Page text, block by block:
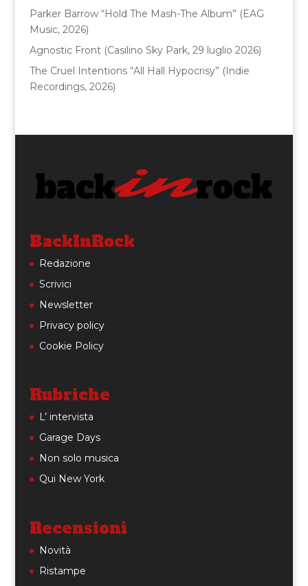
Parker Barrow “Hold The Mash-The Album” (EAG
Music, 2026)
Agnostic Front (Casilino Sky Park, 29 luglio 2026)
The Cruel Intentions “All Hall Hypocrisy” (Indie
Recordings, 2026)
BackInRock
Redazione
Scrivici
Newsletter
Privacy policy
Cookie Policy
Rubriche
L’ intervista
Garage Days
Non solo musica
Qui New York
Recensioni
Novità
Ristampe